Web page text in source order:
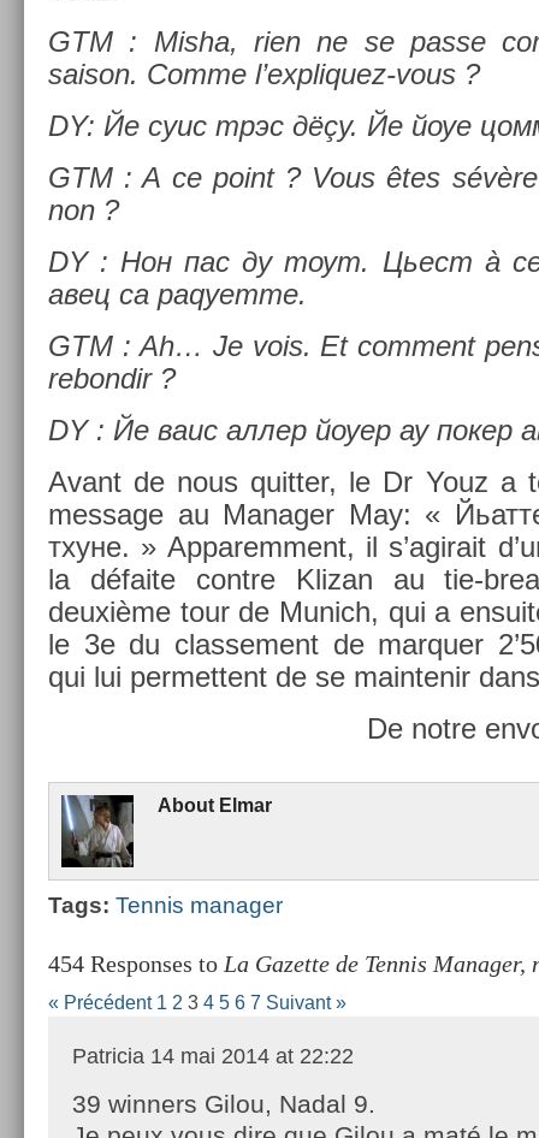
GTM : Misha, rien ne se passe
saison. Comme l’expliquez-vous ?
DY: Йе суис трэс дёçу. Йе йоуе
GTM : A ce point ? Vous êtes
non ?
DY : Нон пас ду тоут. Цьест à
авец са раqуетте.
GTM : Ah… Je vois. Et com­ment
re­bon­dir ?
DY : Йе ваис аллер йоуер ау покер
Avant de nous quitt­er, le Dr Youz a
mes­sage au Man­ag­er May: «
тхуне. » Ap­parem­ment, il s’agirait
la défaite con­tre Klizan au tie-
deuxième tour de Munich, qui a
le 3e du clas­se­ment de mar­qu­er
qui lui per­met­tent de se main­tenir
De notre
About Elmar
Tags: Ten­nis man­ag­er
454 Responses to La Gazette de Tennis Manager,
« Précédent 1 2 3 4 5 6 7 Suivant »
Patricia 14 mai 2014 at 22:22
39 winners Gilou, Nadal 9.